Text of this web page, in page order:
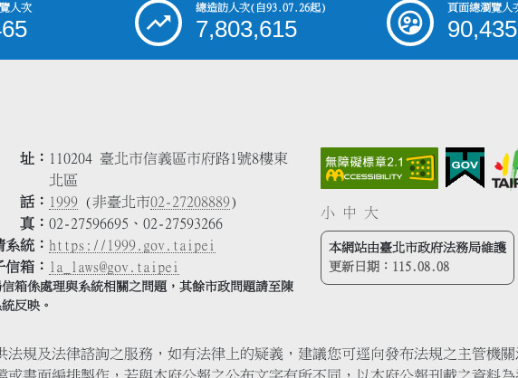
人次 總造訪人次(自93.07.26起)
7,803,615
頁面總瀏覽人
址
110204 臺北市信義區市府路1號8樓東
北區
話
1999 (非臺北市02-27208889)
真
02-27596695、02-27593266
系統
https://1999.gov.taipei
信箱
la_laws@gov.taipei
箱係處理與系統相關之問題，其餘市政問題請至陳
反映。
小 中 大
本網站由臺北市政府法務局維護
更新日期： 115.08.08
規及法律諮詢之服務，如有法律上的疑義，建議您可逕向發布法規之主管機關
書面編排製作，若與本府公報之公布文字有所不同，以本府公報刊載之資料為